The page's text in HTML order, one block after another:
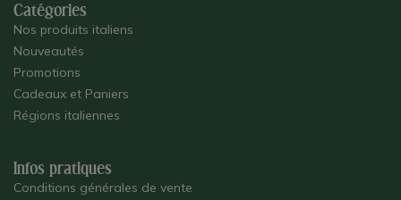
Catégories
Nos produits italiens
Nouveautés
Promotions
Cadeaux et Paniers
Régions italiennes
Infos pratiques
Conditions générales de vente